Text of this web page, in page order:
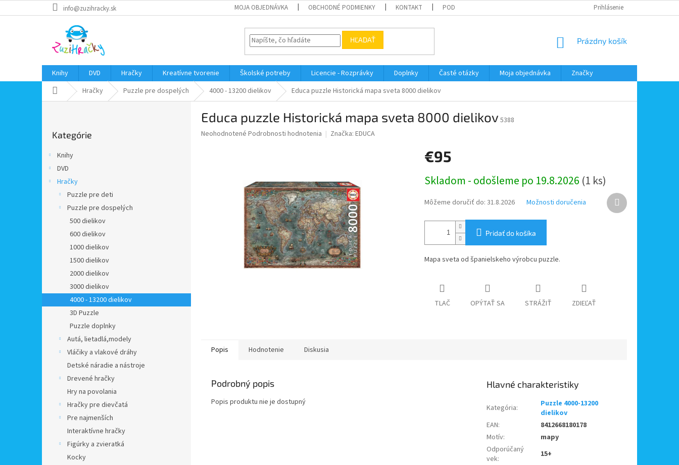
na
info@zuzihracky.sk MOJA OBJEDNÁVKA OBCHODNÉ PODMIENKY KONTAKT PODMIENKY OOÚ ODSTÚPENIE OD ZMLUVY
Prihlásenie
HĽADAŤ
NÁKUPNÝ
Prázdny košík
Knihy DVD Hračky Kreatívne tvorenie Školské potreby Licencie - Rozprávky Doplnky Časté otázky Moja objednávka
Značky
DomovHračky Puzzle pre dospelých 4000 - 13200 dielikov Educa puzzle Historická mapa sveta 8000 dielikov
kategórie
Kategórie
Knihy
DVD
Hračky
Puzzle pre deti
Puzzle pre dospelých
500 dielikov
600 dielikov
1000 dielikov
1500 dielikov
2000 dielikov
3000 dielikov
4000 - 13200 dielikov
3D Puzzle
Puzzle doplnky
Autá, lietadlá,modely
Vláčiky a vlakové dráhy
Detské náradie a nástroje
Drevené hračky
Hry na povolania
Hračky pre dievčatá
Pre najmenších
Interaktívne hračky
Figúrky a zvieratká
Kocky
Educa puzzle Historická mapa sveta 8000 dielikov 5388
Priemerné
Neohodnotené Podrobnosti hodnotenia Značka: EDUCA
€95
cena:
Skladom - odošleme po 19.8.2026 (1 ks)
Môžeme doručiť do: 31.8.2026 Možnosti doručenia
Pridať do košíka
Mapa sveta od španielskeho výrobcu puzzle.
TLAČ OPÝTAŤ SA STRÁŽIŤ ZDIEĽAŤ
Ďalší
produkt
Popis Hodnotenie Diskusia
Podrobný popis
Popis produktu nie je dostupný
Kategória:
Puzzle 4000-13200
dielikov
EAN:
8412668180178
Motív:
mapy
Odporúčaný
vek:
15+